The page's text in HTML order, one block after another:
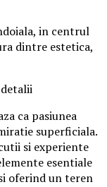
in centrul
dintre estetica,
ca pasiunea
superficiala.
si experiente
esentiale
oferind un teren